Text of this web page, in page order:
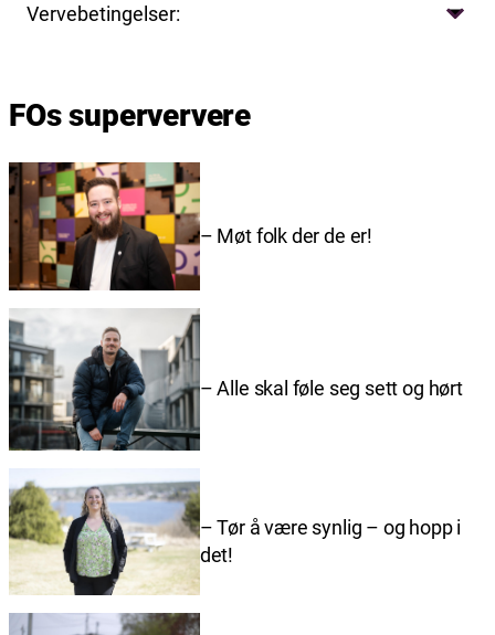
Vervebetingelser:
FOs superververe
– Møt folk der de er!
– Alle skal føle seg sett og hørt
– Tør å være synlig – og hopp i
det!